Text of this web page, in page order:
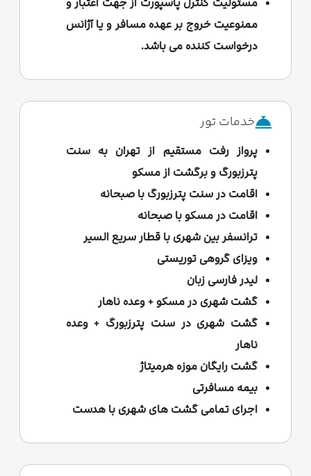
گمنام-بازدید از آتش جاویدان-باغ الکساندر-
بازدید از خیابان آربات قدیم- بازدید از مجسمه
پوشکین- بازدید از ساختمان وزارت امور خارجه
(یکی از 7 خواهران)- خرید از مغازه سوغاتی
فروشی صرف ناهار- گشت خرید در مرکز
خریدآخوتنی ریاد- امکان خرید تورآپشنال ( سیرک
یا دریم آیلند)
ممنوعیت خروج بر عهده مسافر و یا آژانس
درخواست کننده می باشد.
خدمات تور
پرواز رفت مستقیم از تهران به سنت
پترزبورگ و برگشت از مسکو
اقامت در سنت پترزبورگ با صبحانه
اقامت در مسکو با صبحانه
ترانسفر بین شهری با قطار سریع السیر
ویزای گروهی توریستی
لیدر فارسی زبان
گشت شهری در مسکو + وعده ناهار
گشت شهری در سنت پترزبورگ + وعده
ناهار
گشت رایگان موزه هرمیتاژ
بیمه مسافرتی
اجرای تمامی گشت های شهری با هدست